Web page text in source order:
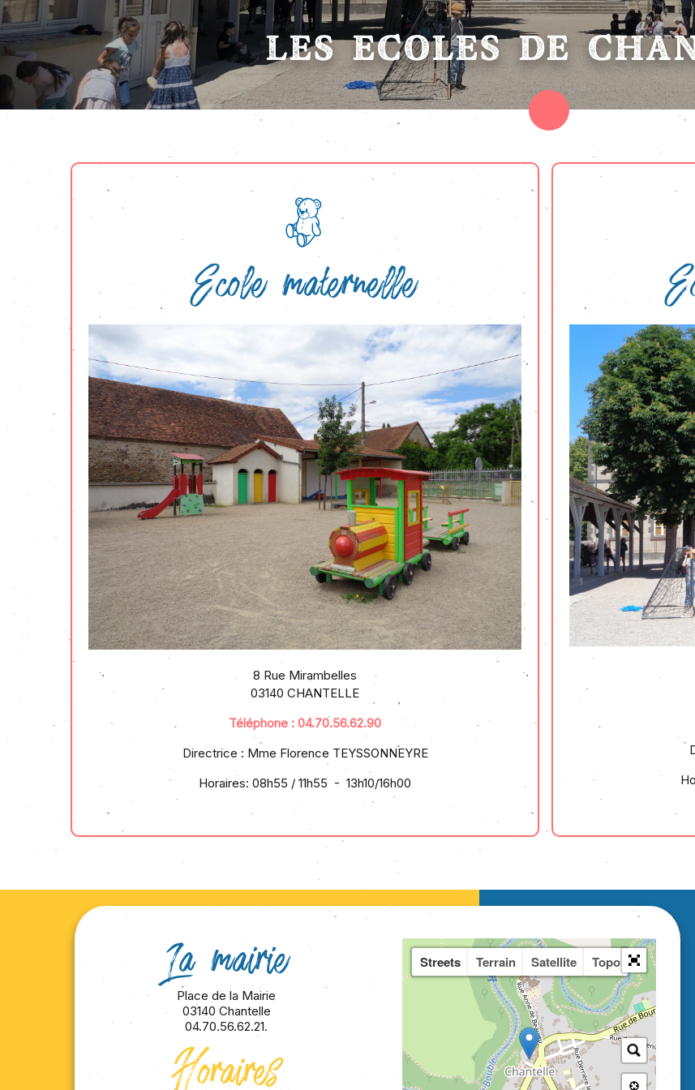
LES ÉCOLES DE
Ecole maternelle
8 Rue Mirambelles
03140 CHANTELLE
Téléphone : 04.70.56.62.90
Directrice : Mme Florence TEYSSONNEYRE
Horaires: 08h55 / 11h55 - 13h10/16h00
La mairie
Place de la Mairie
03140 Chantelle
04.70.56.62.21.
Horaires
Streets Terrain Satellite Topo